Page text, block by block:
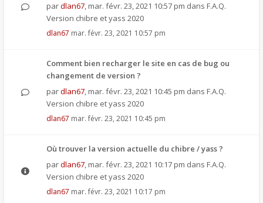
pardlan67, mar. févr. 23, 2021 10:57 pm dans F.A.Q.
Version chibre et yass 2020
dlan67 mar. févr. 23, 2021 10:57 pm
Comment bien recharger le site en cas de bug ou
changement de version ?
pardlan67, mar. févr. 23, 2021 10:45 pm dans F.A.Q.
Version chibre et yass 2020
dlan67 mar. févr. 23, 2021 10:45 pm
Où trouver la version actuelle du chibre / yass ?
pardlan67, mar. févr. 23, 2021 10:17 pm dans F.A.Q.
Version chibre et yass 2020
dlan67 mar. févr. 23, 2021 10:17 pm